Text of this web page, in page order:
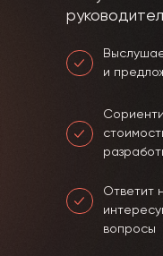
Ответит
вопросы
и